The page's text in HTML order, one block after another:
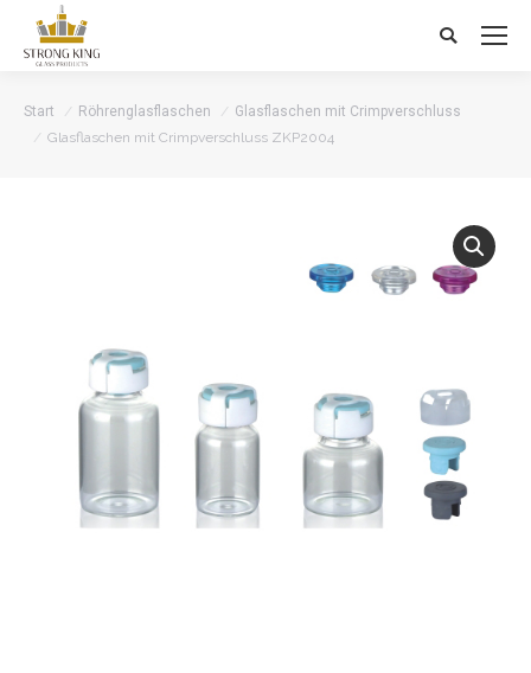
Search:
Start Röhrenglasflaschen
Glasflaschen mit Crimpverschluss
Glasflaschen mit Crimpverschluss ZKP2004